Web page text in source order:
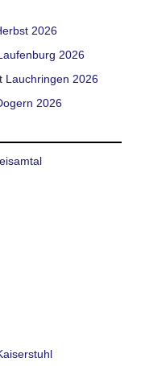
2026
2026
Lauchringen 2026
2026